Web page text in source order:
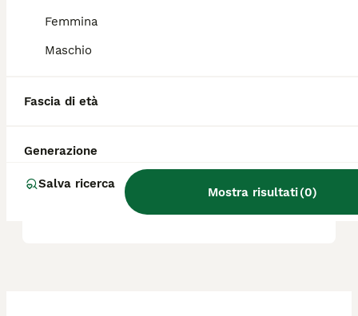
Femmina
Maschio
Fascia di età
Generazione
Salva ricerca
Mostra risultati(0)
Lo Springer Spaniel è adatto
ai bambini?
Qual è il carattere del Welsh
Il Welsh Springer Spaniel
perde molto pelo?